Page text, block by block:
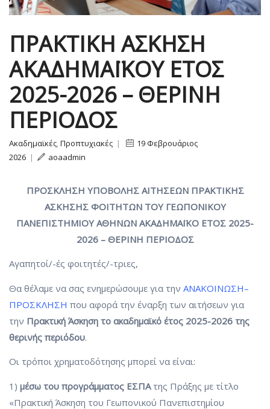
ΠΡΑΚΤΙΚΗ ΑΣΚΗΣΗ
ΑΚΑΔΗΜΑΪΚΟΥ ΕΤΟΣ
2025-2026 – ΘΕΡΙΝΗ
ΠΕΡΙΟΔΟΣ
Ακαδημαϊκές,Προπτυχιακές |
19 Φεβρουάριος
2026 | aoaadmin
ΠΡΟΣΚΛΗΣΗ ΥΠΟΒΟΛΗΣ ΑΙΤΗΣΕΩΝ ΠΡΑΚΤΙΚΗΣ
ΑΣΚΗΣΗΣ ΦΟΙΤΗΤΩΝ ΤΟΥ ΓΕΩΠΟΝΙΚΟΥ
ΠΑΝΕΠΙΣΤΗΜΙΟΥ ΑΘΗΝΩΝ ΑΚΑΔΗΜΑΪΚΟ ΕΤΟΣ 2025-
2026 – ΘΕΡΙΝΗ ΠΕΡΙΟΔΟΣ
Αγαπητοί/-ές φοιτητές/-τριες,
Θα θέλαμε να σας ενημερώσουμε για την ΑΝΑΚΟΙΝΩΣΗ–
ΠΡΟΣΚΛΗΣΗ που αφορά την έναρξη των αιτήσεων για
την Πρακτική Άσκηση το ακαδημαϊκό έτος 2025-2026 της
θερινής περιόδου.
Οι τρόποι χρηματοδότησης μπορεί να είναι:
1) μέσω του προγράμματος ΕΣΠΑτης Πράξης με τίτλο
«Πρακτική Άσκηση του Γεωπονικού Πανεπιστημίου